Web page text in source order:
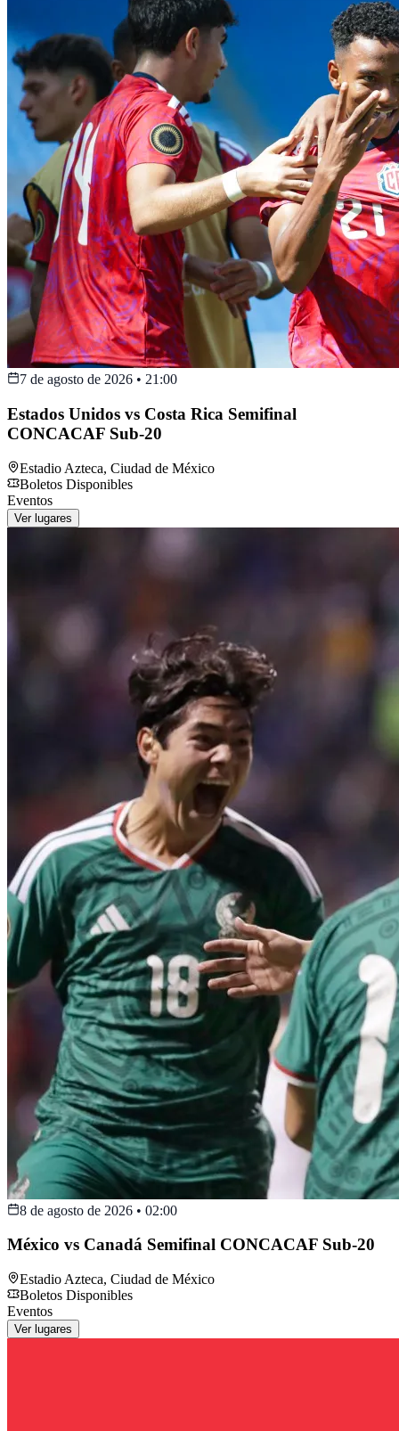
7 de agosto de 2026 • 21:00
Estados Unidos vs Costa Rica Semifinal
CONCACAF Sub-20
Estadio Azteca, Ciudad de México
Boletos Disponibles
Eventos
Ver lugares
8 de agosto de 2026 • 02:00
México vs Canadá Semifinal CONCACAF Sub-20
Estadio Azteca, Ciudad de México
Boletos Disponibles
Eventos
Ver lugares